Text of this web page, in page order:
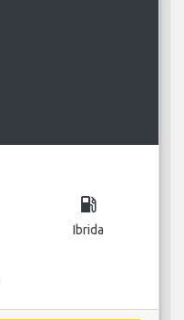
local_gas_station
Ibrida